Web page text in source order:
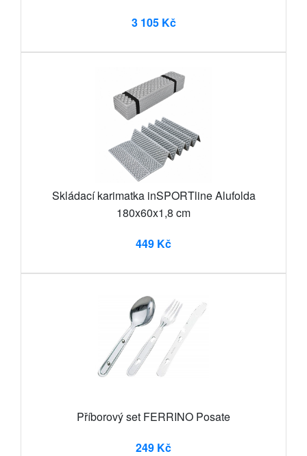
3 105 Kč
Skládací karimatka inSPORTline Alufolda
180x60x1,8 cm
449 Kč
Příborový set FERRINO Posate
249 Kč